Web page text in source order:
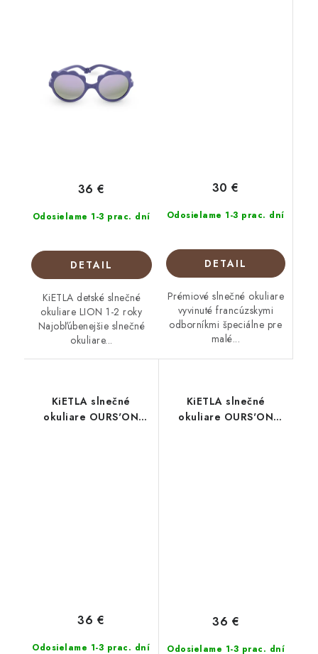
Odosielame 1-3 prac. dní
36 €
DETAIL
KiETLA detské slnečné
okuliare LION 1-2 roky
Najobľúbenejšie slnečné
okuliare...
Odosielame 1-3 prac. dní
30 €
DETAIL
Prémiové slnečné okuliare
vyvinuté francúzskymi
odborníkmi špeciálne pre
malé...
KiETLA slnečné
okuliare OURS'ON
Odosielame 1-3 prac. dní
36 €
KiETLA slnečné
okuliare OURS'ON
Odosielame 1-3 prac. dní
36 €